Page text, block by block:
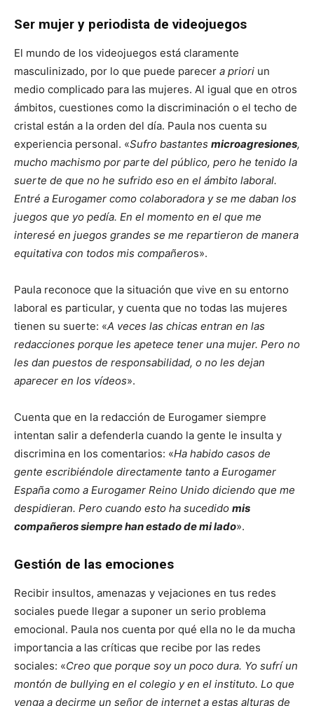
Ser mujer y periodista de videojuegos
El mundo de los videojuegos está claramente
masculinizado, por lo que puede parecer a priori un
medio complicado para las mujeres. Al igual que en otros
ámbitos, cuestiones como la discriminación o el techo de
cristal están a la orden del día. Paula nos cuenta su
experiencia personal. «Sufro bastantes microagresiones,
mucho machismo por parte del público, pero he tenido la
suerte de que no he sufrido eso en el ámbito laboral.
Entré a Eurogamer como colaboradora y se me daban los
juegos que yo pedía. En el momento en el que me
interesé en juegos grandes se me repartieron de manera
equitativa con todos mis compañeros».
Paula reconoce que la situación que vive en su entorno
laboral es particular, y cuenta que no todas las mujeres
tienen su suerte: «A veces las chicas entran en las
redacciones porque les apetece tener una mujer. Pero no
les dan puestos de responsabilidad, o no les dejan
aparecer en los vídeos».
Cuenta que en la redacción de Eurogamer siempre
intentan salir a defenderla cuando la gente le insulta y
discrimina en los comentarios: «Ha habido casos de
gente escribiéndole directamente tanto a Eurogamer
España como a Eurogamer Reino Unido diciendo que me
despidieran. Pero cuando esto ha sucedido mis
compañeros siempre han estado de mi lado».
Gestión de las emociones
Recibir insultos, amenazas y vejaciones en tus redes
sociales puede llegar a suponer un serio problema
emocional. Paula nos cuenta por qué ella no le da mucha
importancia a las críticas que recibe por las redes
sociales: «Creo que porque soy un poco dura. Yo sufrí un
montón de bullying en el colegio y en el instituto. Lo que
venga a decirme un señor de internet a estas alturas de